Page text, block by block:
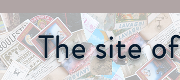
The site